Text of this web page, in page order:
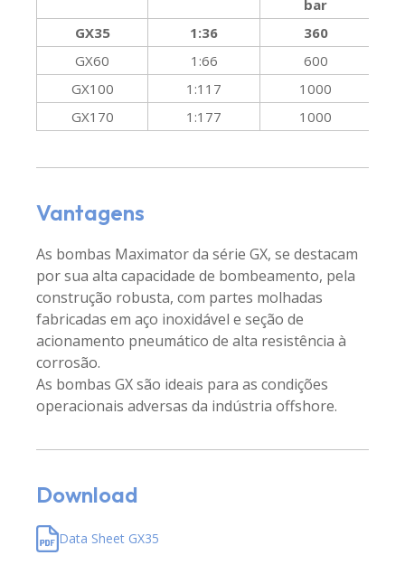
bar
GX35
1:36
360
GX60
1:66
600
GX100
1:117
1000
GX170
1:177 1000
Vantagens
As bombas Maximator da série GX, se destacam
por sua alta capacidade de bombeamento, pela
construção robusta, com partes molhadas
fabricadas em aço inoxidável e seção de
acionamento pneumático de alta resistência à
corrosão.
As bombas GX são ideais para as condições
operacionais adversas da indústria offshore.
Download
Data Sheet GX35